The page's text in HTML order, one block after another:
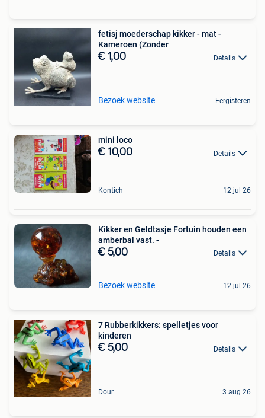
fetisj moederschap kikker - mat -
Kameroen (Zonder
€ 1,00 Details
Bezoek website Eergisteren
mini loco
€ 10,00 Details
Kontich 12 jul 26
Kikker en Geldtasje Fortuin houden een
amberbal vast. -
€ 5,00 Details
Bezoek website 12 jul 26
7 Rubberkikkers: spelletjes voor
kinderen
€ 5,00 Details
Dour 3 aug 26